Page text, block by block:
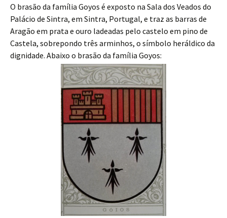
O brasão da família Goyos é exposto na Sala dos Veados do
Palácio de Sintra, em Sintra, Portugal, e traz as barras de
Aragão em prata e ouro ladeadas pelo castelo em pino de
Castela, sobrepondo três arminhos, o símbolo heráldico da
dignidade. Abaixo o brasão da família Goyos: